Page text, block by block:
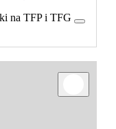
na TFP i TFG